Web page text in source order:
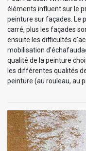
éléments influent sur le
peinture sur façades. Le
carré, plus les façades
ensuite les difficultés
mobilisation
qualité de la peinture
les différentes qualités
peinture (au rouleau, au